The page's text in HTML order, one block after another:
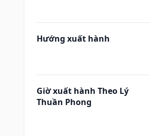
Hướng xuất hành
Giờ xuất hành Theo Lý
Thuần Phong